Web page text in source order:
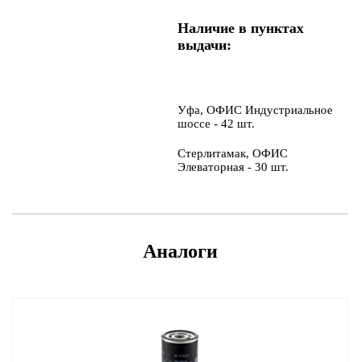
Наличие в пунктах
выдачи:
Уфа, ОФИС Индустриальное
шоссе - 42 шт.
Стерлитамак, ОФИС
Элеваторная - 30 шт.
Аналоги